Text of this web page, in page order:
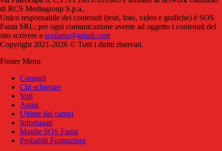
di RCS Mediagroup S.p.a..
Unico responsabile dei contenuti (testi, foto, video e grafiche) è SOS
Fanta SRL; per ogni comunicazione avente ad oggetto i contenuti del
sito scrivere a sosfanta@gmail.com
Copyright 2021-2026 © Tutti i diritti riservati.
Footer Menu
Consigli
Chi schierare
Voti
Assist
Ultime dai campi
Infortunati
Maglie SOS Fanta
Probabili Formazioni